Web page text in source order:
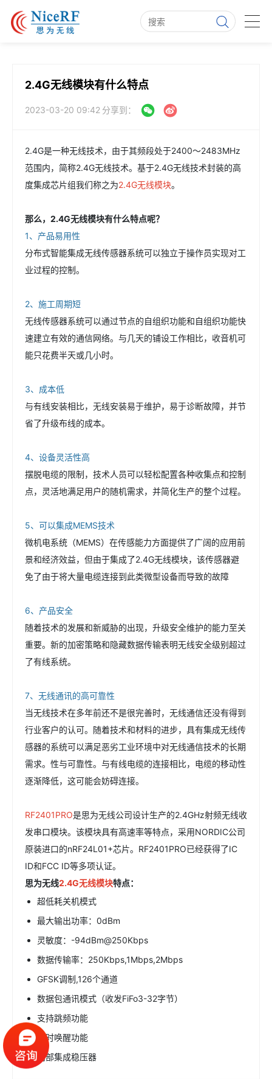
2.4G无线模块有什么特点
2023-03-20 09:42 分享到：
2.4G是一种无线技术，由于其频段处于2400～2483MHz
范围内，简称2.4G无线技术。基于2.4G无线技术封装的高
度集成芯片组我们称之为2.4G无线模块。
那么，2.4G无线模块有什么特点呢？
1、产品易用性
分布式智能集成无线传感器系统可以独立于操作员实现对工
业过程的控制。
2、施工周期短
无线传感器系统可以通过节点的自组织功能和自组织功能快
速建立有效的通信网络。与几天的铺设工作相比，收音机可
能只花费半天或几小时。
3、成本低
与有线安装相比，无线安装易于维护，易于诊断故障，并节
省了升级布线的成本。
4、设备灵活性高
摆脱电缆的限制，技术人员可以轻松配置各种收集点和控制
点，灵活地满足用户的随机需求，并简化生产的整个过程。
5、可以集成MEMS技术
微机电系统（MEMS）在传感能力方面提供了广阔的应用前
景和经济效益，但由于集成了2.4G无线模块，该传感器避
免了由于将大量电缆连接到此类微型设备而导致的故障
6、产品安全
随着技术的发展和新威胁的出现，升级安全维护的能力至关
重要。新的加密策略和隐藏数据传输表明无线安全级别超过
了有线系统。
7、无线通讯的高可靠性
当无线技术在多年前还不是很完善时，无线通信还没有得到
行业客户的认可。随着技术和材料的进步，具有集成无线传
感器的系统可以满足恶劣工业环境中对无线通信技术的长期
需求。性与可靠性。与有线电缆的连接相比，电缆的移动性
逐渐降低，这可能会妨碍连接。
RF2401PRO是思为无线公司设计生产的2.4GHz射频无线收
发串口模块。该模块具有高速率等特点，采用NORDIC公司
原装进口的nRF24L01+芯片。RF2401PRO已经获得了IC
ID和FCC ID等多项认证。
思为无线2.4G无线模块特点：
超低耗关机模式
最大输出功率：0dBm
灵敏度：-94dBm@250Kbps
数据传输率：250Kbps,1Mbps,2Mbps
GFSK调制,126个通道
数据包通讯模式（收发FiFo3-32字节）
支持跳频功能
定时唤醒功能
内部集成稳压器